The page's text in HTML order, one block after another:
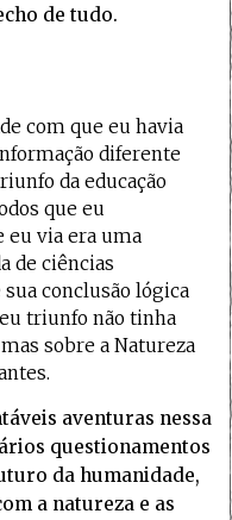
de tudo.
com que eu havia
diferente
da educação
que eu
eu via era uma
de ciências
sua conclusão lógica
triunfo não tinha
sobre a Natureza
aventuras nessa
questionamentos
da humanidade,
a natureza e as